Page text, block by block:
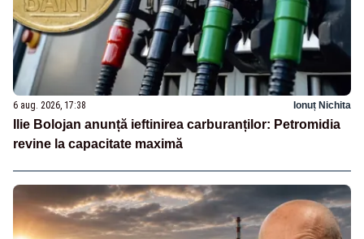
6 aug. 2026, 17:38 Ionuț Nichita
Ilie Bolojan anunță ieftinirea carburanților: Petromidia
revine la capacitate maximă